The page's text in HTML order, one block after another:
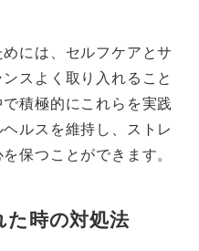
には、セルフケアとサ
スよく取り入れること
積極的にこれらを実践
ルスを維持し、ストレ
保つことができます。
た時の対処法